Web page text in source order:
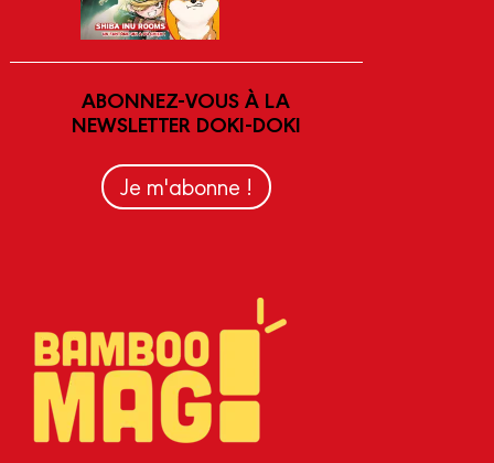
ABONNEZ-VOUS À LA
NEWSLETTER DOKI-DOKI
Je m'abonne !